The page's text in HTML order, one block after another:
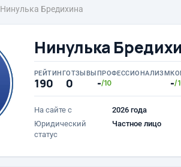
Нинулька Бредихина
Нинулька
РЕЙТИНГ
190
ОТЗЫВЫ
0
ПРОФЕССИОНАЛИЗМ
-/10 -/
На сайте с
2026 года
Юридический
статус
Частное лицо